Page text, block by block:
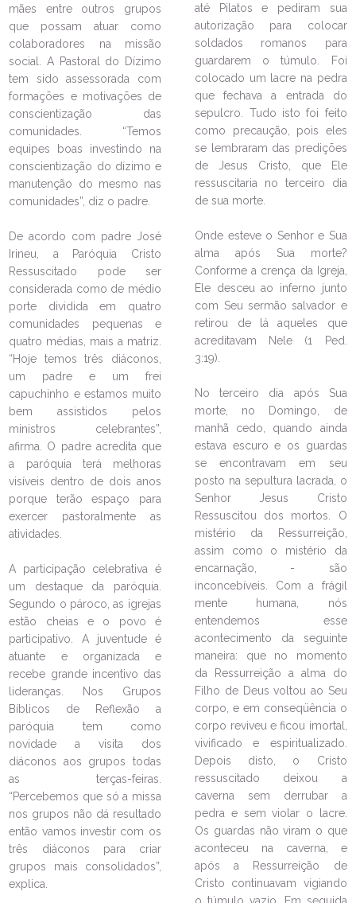
Mais de 90 agentes da Pastoral
Familiar participam de encontro
de espiritualidade
20/02/2024 Ouça a notícia
CATEGORIA
Seminário do laicato reuniu mais
de 60 pessoas no último sábado
CATEGORIA
LEIA NO DIOCESE INFORMA
Festa de Santa Rita de Cássia no
bairro Floresta
Ouça a notícia
CATEGORIA
mães entre outros grupos
que possam atuar como
colaboradores na missão
social. A Pastoral do Dízimo
tem sido assessorada com
formações e motivações de
conscientização das
comunidades. “Temos
equipes boas investindo na
conscientização do dízimo e
manutenção do mesmo nas
comunidades”, diz o padre.
De acordo com padre José
Irineu, a Paróquia Cristo
Ressuscitado pode ser
considerada como de médio
porte dividida em quatro
comunidades pequenas e
quatro médias, mais a matriz.
“Hoje temos três diáconos,
um padre e um frei
capuchinho e estamos muito
bem assistidos pelos
ministros celebrantes”,
afirma. O padre acredita que
a paróquia terá melhoras
visíveis dentro de dois anos
porque terão espaço para
exercer pastoralmente as
atividades.
A participação celebrativa é
um destaque da paróquia.
Segundo o pároco, as igrejas
estão cheias e o povo é
participativo. A juventude é
atuante e organizada e
recebe grande incentivo das
lideranças. Nos Grupos
Bíblicos de Reflexão a
paróquia tem como
novidade a visita dos
diáconos aos grupos todas
as terças-feiras.
“Percebemos que só a missa
nos grupos não dá resultado
então vamos investir com os
três diáconos para criar
grupos mais consolidados”,
explica.
até Pilatos e pediram sua
autorização para colocar
soldados romanos para
guardarem o túmulo. Foi
colocado um lacre na pedra
que fechava a entrada do
sepulcro. Tudo isto foi feito
como precaução, pois eles
se lembraram das predições
de Jesus Cristo, que Ele
ressuscitaria no terceiro dia
de sua morte.
Onde esteve o Senhor e Sua
alma após Sua morte?
Conforme a crença da Igreja,
Ele desceu ao inferno junto
com Seu sermão salvador e
retirou de lá aqueles que
acreditavam Nele (1 Ped.
3:19).
No terceiro dia após Sua
morte, no Domingo, de
manhã cedo, quando ainda
estava escuro e os guardas
se encontravam em seu
posto na sepultura lacrada, o
Senhor Jesus Cristo
Ressuscitou dos mortos. O
mistério da Ressurreição,
assim como o mistério da
encarnação, - são
inconcebíveis. Com a frágil
mente humana, nós
entendemos esse
acontecimento da seguinte
maneira: que no momento
da Ressurreição a alma do
Filho de Deus voltou ao Seu
corpo, e em conseqüência o
corpo reviveu e ficou imortal,
vivificado e espiritualizado.
Depois disto, o Cristo
ressuscitado deixou a
caverna sem derrubar a
pedra e sem violar o lacre.
Os guardas não viram o que
aconteceu na caverna, e
após a Ressurreição de
Cristo continuavam vigiando
o túmulo vazio. Em seguida